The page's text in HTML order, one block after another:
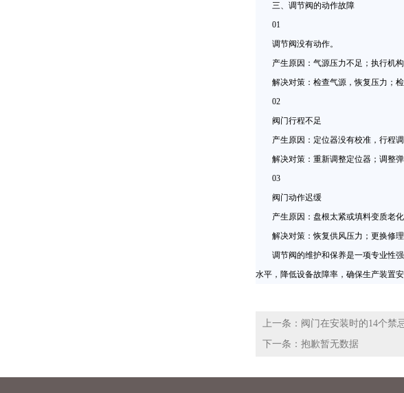
三、调节阀的动作故障
01
调节阀没有动作。
产生原因：气源压力不足；执行机构
解决对策：检查气源，恢复压力；检
02
阀门行程不足
产生原因：定位器没有校准，行程调
解决对策：重新调整定位器；调整弹
03
阀门动作迟缓
产生原因：盘根太紧或填料变质老化
解决对策：恢复供风压力；更换修理
调节阀的维护和保养是一项专业性强
水平，降低设备故障率，确保生产装置
上一条：阀门在安装时的14个禁
下一条：抱歉暂无数据